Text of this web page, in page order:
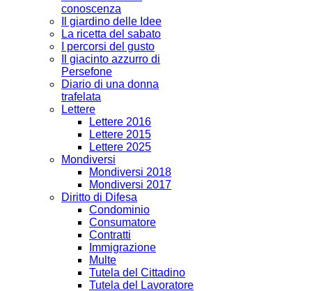
conoscenza
Il giardino delle Idee
La ricetta del sabato
I percorsi del gusto
Il giacinto azzurro di
Persefone
Diario di una donna
trafelata
Lettere
Lettere 2016
Lettere 2015
Lettere 2025
Mondiversi
Mondiversi 2018
Mondiversi 2017
Diritto di Difesa
Condominio
Consumatore
Contratti
Immigrazione
Multe
Tutela del Cittadino
Tutela del Lavoratore